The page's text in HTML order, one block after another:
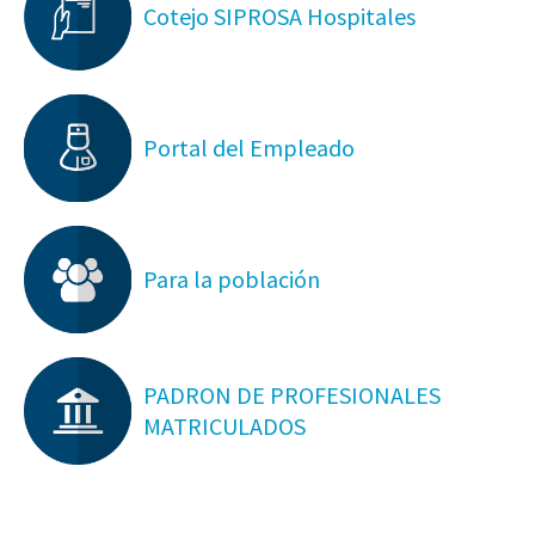
Cotejo SIPROSA Hospitales
Portal del Empleado
Para la población
PADRON DE PROFESIONALES
MATRICULADOS